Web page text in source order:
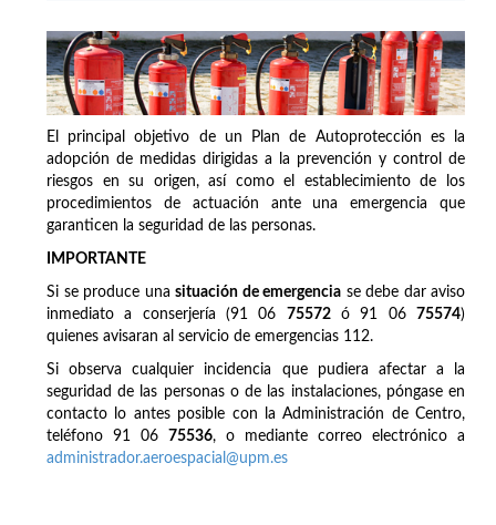
El principal objetivo de un Plan de Autoprotección es la
adopción de medidas dirigidas a la prevención y control de
riesgos en su origen, así como el establecimiento de los
procedimientos de actuación ante una emergencia que
garanticen la seguridad de las personas.
IMPORTANTE
Si se produce una situación de emergencia se debe dar aviso
inmediato a conserjería (91 06 75572ó 91 06 75574)
quienes avisaran al servicio de emergencias 112.
Si observa cualquier incidencia que pudiera afectar a la
seguridad de las personas o de las instalaciones, póngase en
contacto lo antes posible con la Administración de Centro,
teléfono 91 06 75536, o mediante correo electrónico a
administrador.aeroespacial@upm.es